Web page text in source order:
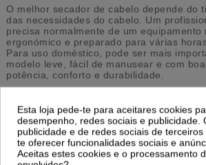
O melhor secador de cabelo depende do
das necessidades do cabelo. Um
precisa normalmente de um equipamento
ergonómico e preparado para várias
Para uso doméstico, pode ser mais
modelo leve, fácil de manusear e com
potência, conforto e durabilidade.
Potência:secadores com maior
o cabelo mais rapidamente, sobretudo
compridos, grossos ou densos;
Motor:motores profissionais, como
brushless, costumam oferecer maior
Esta loja pede-te para aceitares cookies
desempenho, redes sociais e publicidade.
publicidade e de redes sociais de
te oferecer funcionalidades sociais e
Aceitas estes cookies e o processamento